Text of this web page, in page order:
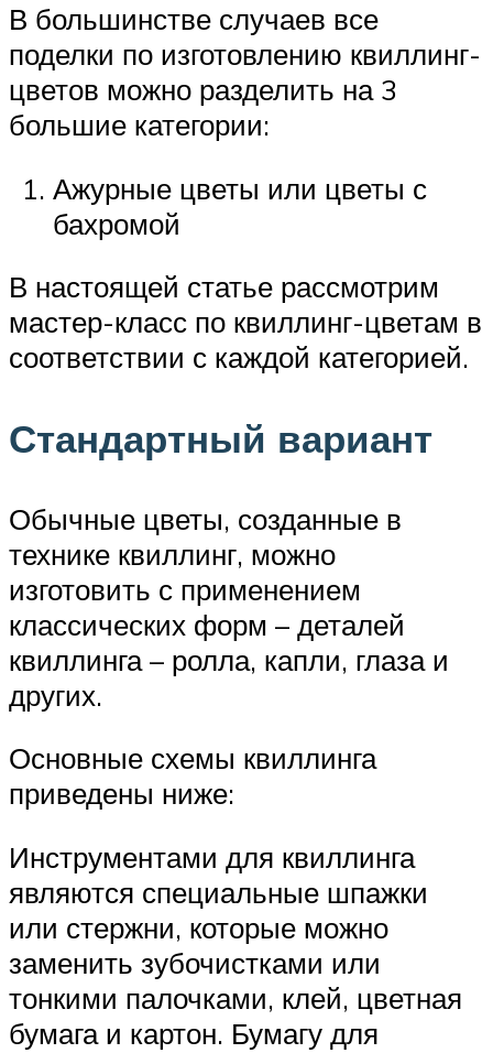
В большинстве случаев все
поделки по изготовлению квиллинг-
цветов можно разделить на 3
большие категории:
Ажурные цветы или цветы с
бахромой
В настоящей статье рассмотрим
мастер-класс по квиллинг-цветам в
соответствии с каждой категорией.
Стандартный вариант
Обычные цветы, созданные в
технике квиллинг, можно
изготовить с применением
классических форм – деталей
квиллинга – ролла, капли, глаза и
других.
Основные схемы квиллинга
приведены ниже:
Инструментами для квиллинга
являются специальные шпажки
или стержни, которые можно
заменить зубочистками или
тонкими палочками, клей, цветная
бумага и картон. Бумагу для